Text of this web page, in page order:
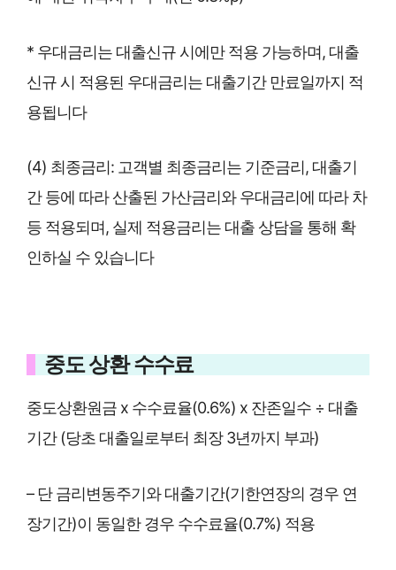
* 우대금리는 대출신규 시에만 적용 가능하며, 대출
신규 시 적용된 우대금리는 대출기간 만료일까지 적
용됩니다
(4) 최종금리: 고객별 최종금리는 기준금리, 대출기
간 등에 따라 산출된 가산금리와 우대금리에 따라 차
등 적용되며, 실제 적용금리는 대출 상담을 통해 확
인하실 수 있습니다
중도 상환 수수료
중도상환원금 x 수수료율(0.6%) x 잔존일수 ÷ 대출
기간 (당초 대출일로부터 최장 3년까지 부과)
– 단 금리변동주기와 대출기간(기한연장의 경우 연
장기간)이 동일한 경우 수수료율(0.7%) 적용